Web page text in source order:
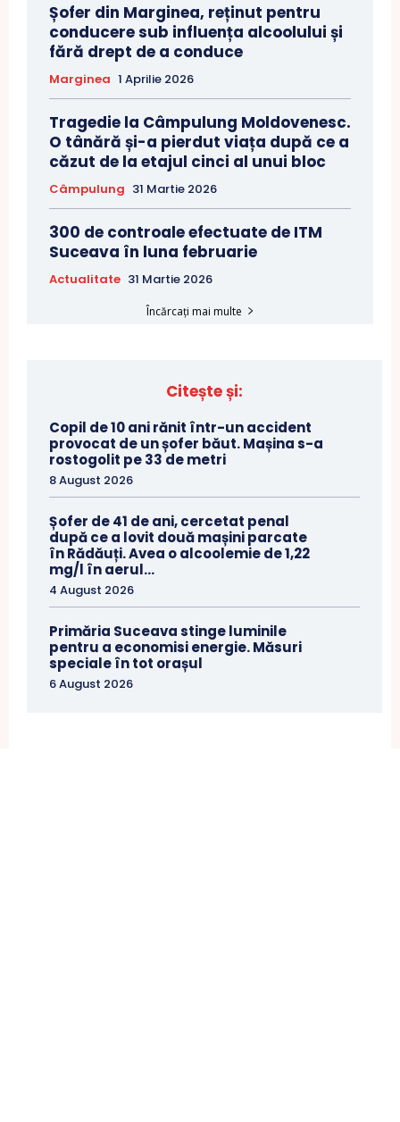
Șofer din Marginea, reținut pentru
conducere sub influența alcoolului și
fără drept de a conduce
Marginea 1 Aprilie 2026
Tragedie la Câmpulung Moldovenesc.
O tânără și-a pierdut viața după ce a
căzut de la etajul cinci al unui bloc
Câmpulung 31 Martie 2026
300 de controale efectuate de ITM
Suceava în luna februarie
Actualitate 31 Martie 2026
Încărcați mai multe
Citește și:
Copil de 10 ani rănit într-un accident
provocat de un șofer băut. Mașina s-a
rostogolit pe 33 de metri
8 August 2026
Șofer de 41 de ani, cercetat penal
după ce a lovit două mașini parcate
în Rădăuți. Avea o alcoolemie de 1,22
mg/l în aerul...
4 August 2026
Primăria Suceava stinge luminile
pentru a economisi energie. Măsuri
speciale în tot orașul
6 August 2026